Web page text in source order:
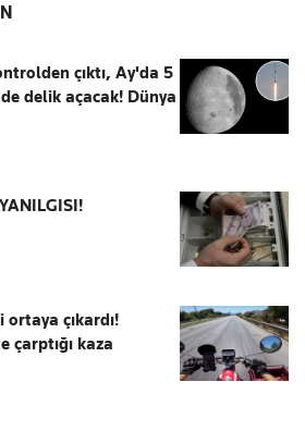
çıktı, Ay'da 5
delik açacak! Dünya
ortaya çıkardı!
çarptığı kaza